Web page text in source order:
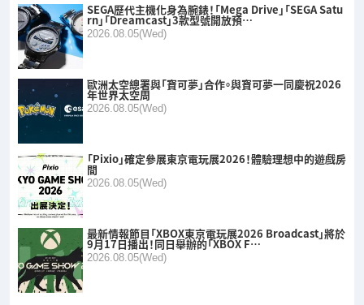
SEGA歷代主機化身為腕錶！「Mega Drive」「SEGA Satu
rn」「Dreamcast」3款型號開放預…
2026.08.05(Wed)
歐洲太空總署與「寶可夢」合作。與寶可夢一同慶祝2026
年世界太空周
2026.08.05(Wed)
「Pixio」確定參展東京電玩展2026！體驗理想中的遊戲房
間
2026.08.05(Wed)
最新情報節目「XBOX東京電玩展2026 Broadcast」將於
9月17日播出！同日舉辦的「XBOX F…
2026.08.05(Wed)